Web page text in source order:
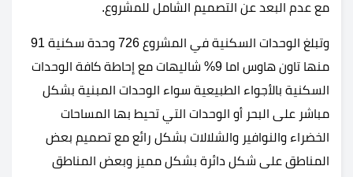
مع عدم البعد عن التصميم الشامل للمشروع.
وتبلغ الوحدات السكنية في المشروع 726 وحدة سكنية 91
منها تاون هاوس اما 9% شاليهات مع إحاطة كافة الوحدات
السكنية بالأجواء الطبيعية سواء الوحدات المبنية بشكل
مباشر على البحر أو الوحدات التي تحيط بها المساحات
الخضراء والنوافير والشلالات بشكل رائع مع تصميم بعض
المناطق على شكل دائرة بشكل مميز وبعض المناطق